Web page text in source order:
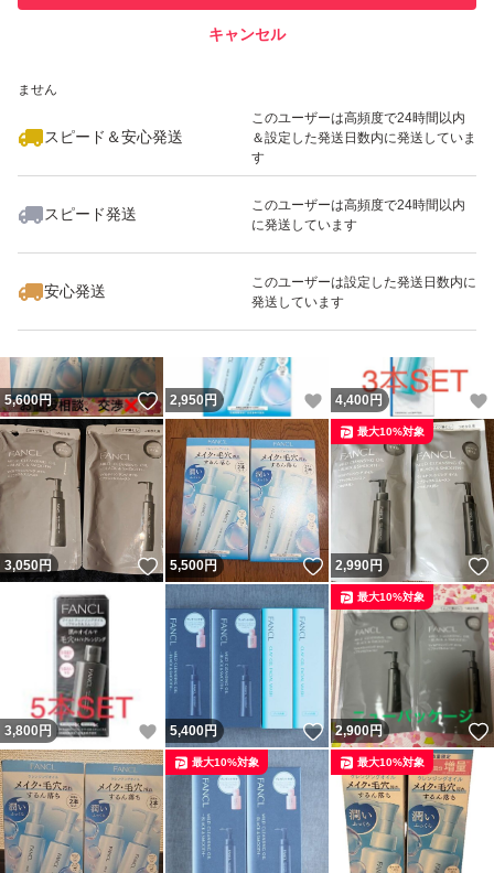
ません
スピード＆安心発送
このユーザーは高頻度で24時間以内
＆設定した発送日数内に発送していま
す
スピード発送
このユーザーは高頻度で24時間以内
に発送しています
安心発送
このユーザーは設定した発送日数内に
発送しています
キャンセル
いいね！
2,700
5,600円 いいね！
2,950円 いいね！
4,400 円
3,050円 いいね！
5,500円 いいね！
2,990円
最大10%対象
3,800 円 いいね！
5,400円 いいね！
2,900円
最大10%対象
最大10%対象 最大10%対象